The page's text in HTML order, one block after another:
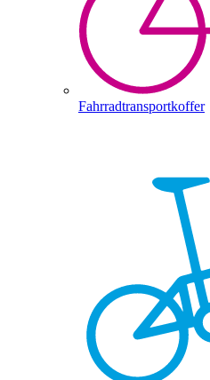
Fahrradtransportkoffer